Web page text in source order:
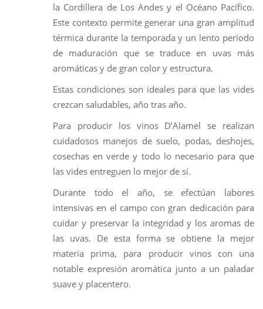
la Cordillera de Los Andes y el Océano Pacífico.
Este contexto permite generar una gran amplitud
térmica durante la temporada y un lento período
de maduración que se traduce en uvas más
aromáticas y de gran color y estructura.
Estas condiciones son ideales para que las vides
crezcan saludables, año tras año.
Para producir los vinos D’Alamel se realizan
cuidadosos manejos de suelo, podas, deshojes,
cosechas en verde y todo lo necesario para que
las vides entreguen lo mejor de sí.
Durante todo el año, se efectúan labores
intensivas en el campo con gran dedicación para
cuidar y preservar la integridad y los aromas de
las uvas. De esta forma se obtiene la mejor
materia prima, para producir vinos con una
notable expresión aromática junto a un paladar
suave y placentero.